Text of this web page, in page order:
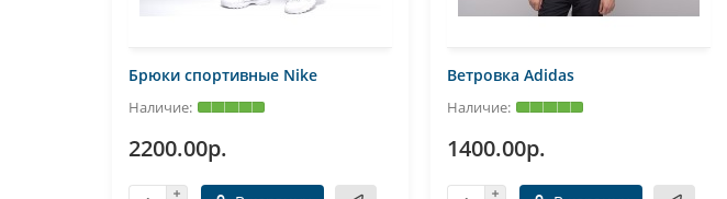
Брюки спортивные Nike
2200.00р.
Ветровка Adidas
1400.00р.